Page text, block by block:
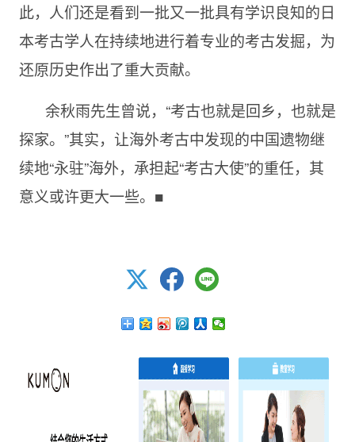
此，人们还是看到一批又一批具有学识良知的日
本考古学人在持续地进行着专业的考古发掘，为
还原历史作出了重大贡献。
余秋雨先生曾说，“考古也就是回乡，也就是
探家。”其实，让海外考古中发现的中国遗物继
续地“永驻”海外，承担起“考古大使”的重任，其
意义或许更大一些。■